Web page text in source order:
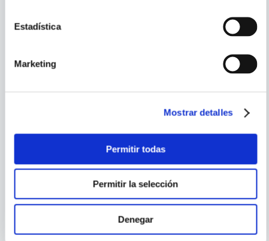
Estadística
Marketing
Mostrar detalles
Permitir todas
Permitir la selección
Denegar
SUN TAKEDA